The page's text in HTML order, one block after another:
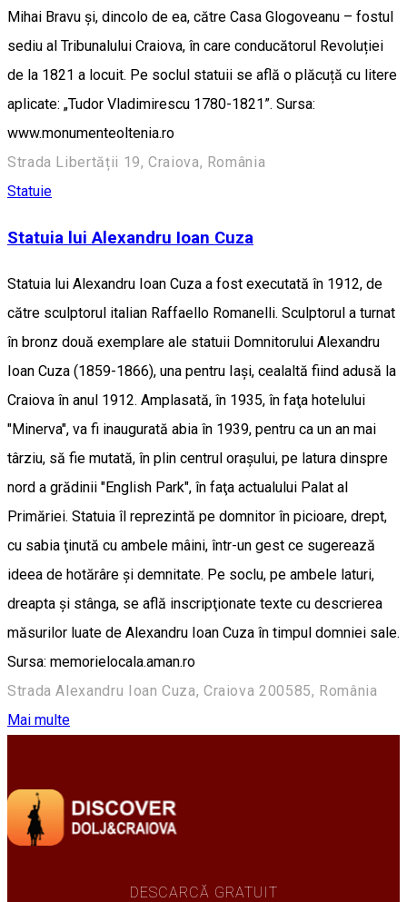
Mihai Bravu și, dincolo de ea, către Casa Glogoveanu – fostul
sediu al Tribunalului Craiova, în care conducătorul Revoluției
de la 1821 a locuit. Pe soclul statuii se află o plăcuță cu litere
aplicate: „Tudor Vladimirescu 1780-1821”. Sursa:
www.monumenteoltenia.ro
Strada Libertății 19, Craiova, România
Statuie
Statuia lui Alexandru Ioan Cuza
Statuia lui Alexandru Ioan Cuza a fost executată în 1912, de
către sculptorul italian Raffaello Romanelli. Sculptorul a turnat
în bronz două exemplare ale statuii Domnitorului Alexandru
Ioan Cuza (1859-1866), una pentru Iaşi, cealaltă fiind adusă la
Craiova în anul 1912. Amplasată, în 1935, în faţa hotelului
"Minerva", va fi inaugurată abia în 1939, pentru ca un an mai
târziu, să fie mutată, în plin centrul oraşului, pe latura dinspre
nord a grădinii "English Park", în faţa actualului Palat al
Primăriei. Statuia îl reprezintă pe domnitor în picioare, drept,
cu sabia ţinută cu ambele mâini, într-un gest ce sugerează
ideea de hotărâre şi demnitate. Pe soclu, pe ambele laturi,
dreapta şi stânga, se află inscripţionate texte cu descrierea
măsurilor luate de Alexandru Ioan Cuza în timpul domniei sale.
Sursa: memorielocala.aman.ro
Strada Alexandru Ioan Cuza, Craiova 200585, România
Mai multe
DESCARCĂ GRATUIT